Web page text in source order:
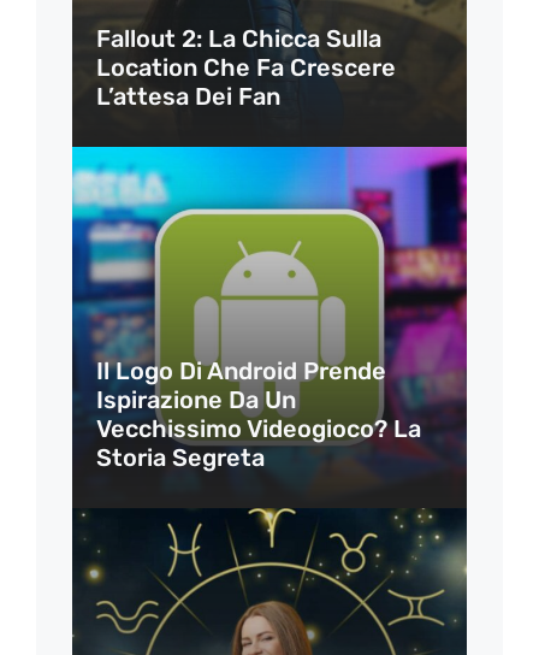
Fallout 2: La Chicca Sulla
Location Che Fa Crescere
L’attesa Dei Fan
Il Logo Di Android Prende
Ispirazione Da Un
Vecchissimo Videogioco? La
Storia Segreta